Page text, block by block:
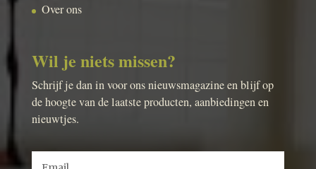
Over ons
Wil je niets missen?
Schrijf je dan in voor ons nieuwsmagazine en blijf op
de hoogte van de laatste producten, aanbiedingen en
nieuwtjes.